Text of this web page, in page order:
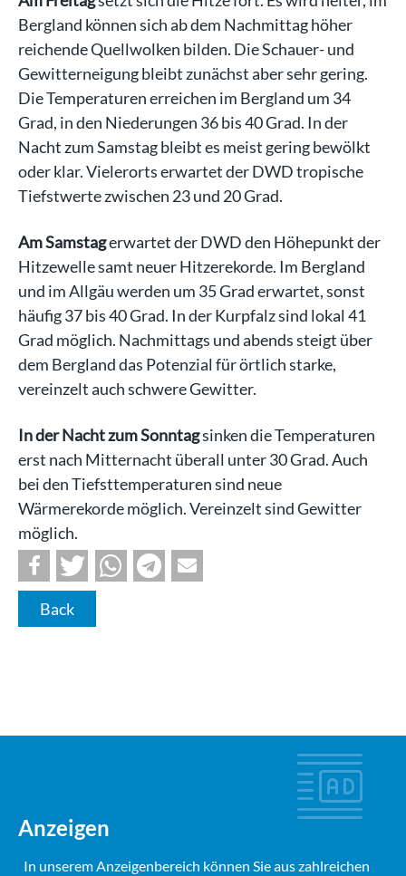
Bergland können sich ab dem Nachmittag höher
reichende Quellwolken bilden. Die Schauer- und
Gewitterneigung bleibt zunächst aber sehr gering.
Die Temperaturen erreichen im Bergland um 34
Grad, in den Niederungen 36 bis 40 Grad. In der
Nacht zum Samstag bleibt es meist gering bewölkt
oder klar. Vielerorts erwartet der DWD tropische
Tiefstwerte zwischen 23 und 20 Grad.
Am Samstagerwartet der DWD den Höhepunkt der
Hitzewelle samt neuer Hitzerekorde. Im Bergland
und im Allgäu werden um 35 Grad erwartet, sonst
häufig 37 bis 40 Grad. In der Kurpfalz sind lokal 41
Grad möglich. Nachmittags und abends steigt über
dem Bergland das Potenzial für örtlich starke,
vereinzelt auch schwere Gewitter.
In der Nacht zum Sonntagsinken die Temperaturen
erst nach Mitternacht überall unter 30 Grad. Auch
bei den Tiefsttemperaturen sind neue
Wärmerekorde möglich. Vereinzelt sind Gewitter
möglich.
Back
Anzeigen
In unserem Anzeigenbereich können Sie aus zahlreichen